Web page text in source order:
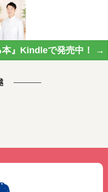
』Kindleで発売中！ →